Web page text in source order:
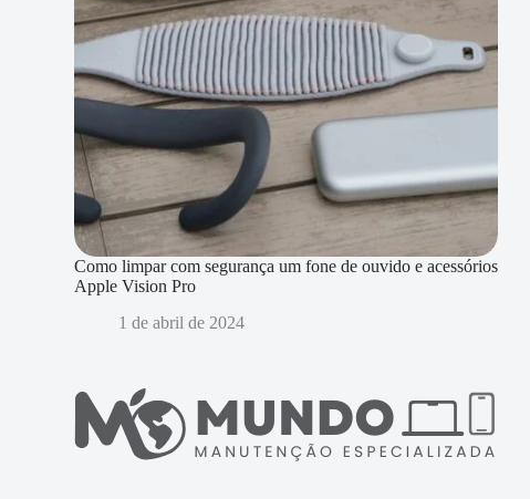
Como limpar com segurança um fone de ouvido e acessórios
Apple Vision Pro
1 de abril de 2024